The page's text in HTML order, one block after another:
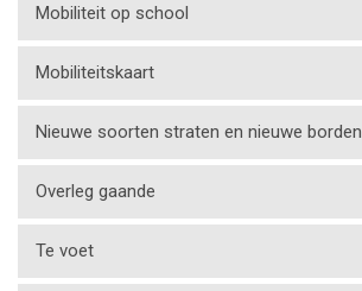
Mobiliteit op school
Mobiliteitskaart
Nieuwe soorten straten en nieuwe borden
Overleg gaande
Te voet